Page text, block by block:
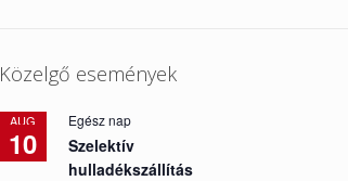
Közelgő események
AUG
10
Egész nap
Szelektív
hulladékszállítás